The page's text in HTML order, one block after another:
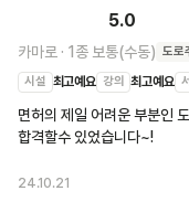
5.0
카마로 · 1종 보통(수동) 도로
시설 최고예요 강의 최고예요
면허의 제일 어려운 부분인
합격할수 있었습니다~!
24.10.21